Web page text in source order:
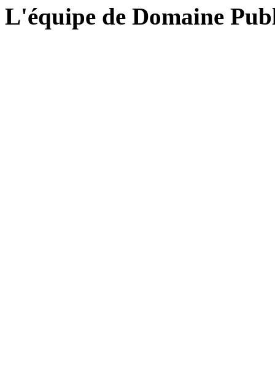
L'équipe de Domaine